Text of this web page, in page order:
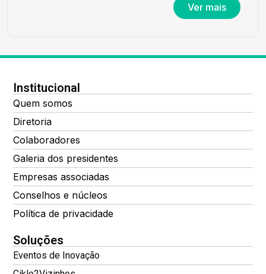
Ver mais
Institucional
Quem somos
Diretoria
Colaboradores
Galeria dos presidentes
Empresas associadas
Conselhos e núcleos
Política de privacidade
Soluções
Eventos de Inovação